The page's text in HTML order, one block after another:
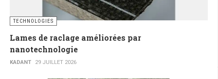
TECHNOLOGIES
Lames de raclage améliorées par
nanotechnologie
KADANT 29 JUILLET 2026